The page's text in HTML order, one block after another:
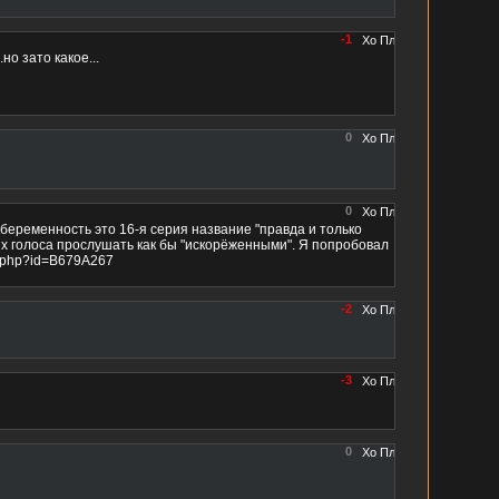
-1
зато какое...
0
0
это 16-я серия название "правда и только
голоса прослушать как бы "искорёженными". Я попробовал
-2
-3
0